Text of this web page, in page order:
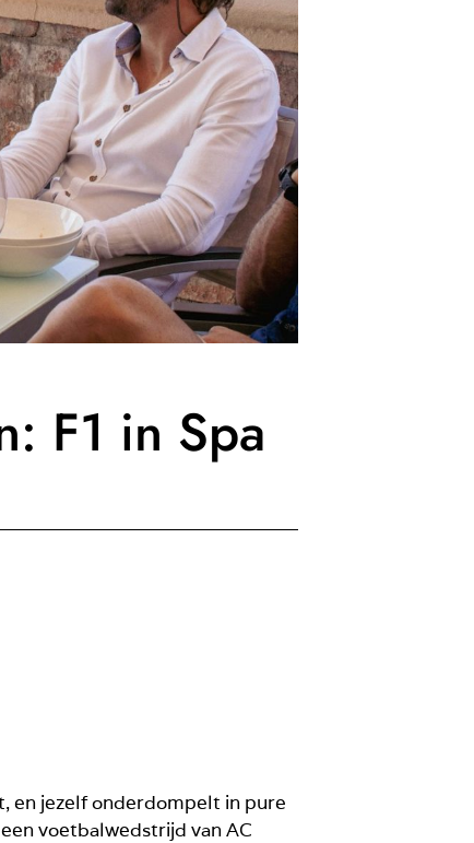
F1 in Spa
en jezelf onderdompelt in pure
voetbalwedstrijd van AC